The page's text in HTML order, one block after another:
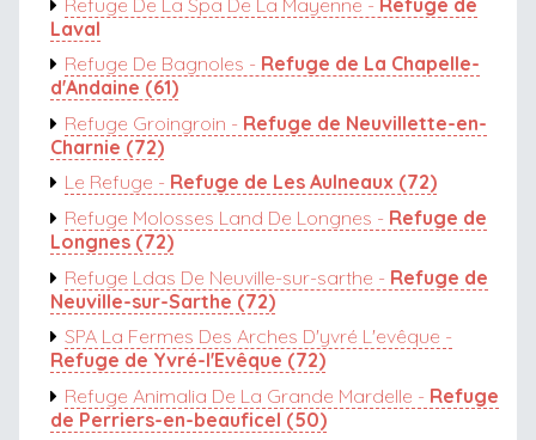
Laval
Refuge De Bagnoles - Refuge de La Chapelle-
d'Andaine (61)
Refuge Groingroin - Refuge de Neuvillette-en-
Charnie (72)
Le Refuge - Refuge de Les Aulneaux (72)
Refuge Molosses Land De Longnes - Refuge de
Longnes (72)
Refuge Ldas De Neuville-sur-sarthe - Refuge de
Neuville-sur-Sarthe (72)
SPA La Fermes Des Arches D'yvré L'evêque -
Refuge de Yvré-l'Evêque (72)
Refuge Animalia De La Grande Mardelle - Refuge
de Perriers-en-beauficel (50)